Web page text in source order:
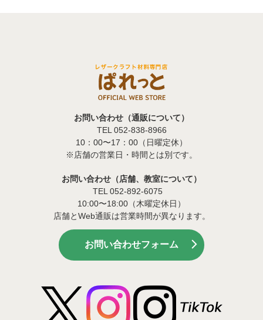
お問い合わせ（通販について）
TEL 052-838-8966
10：00〜17：00（日曜定休）
※店舗の営業日・時間とは別です。
お問い合わせ（店舗、教室について）
TEL 052-892-6075
10:00〜18:00（木曜定休日）
店舗とWeb通販は営業時間が異なります。
お問い合わせフォーム